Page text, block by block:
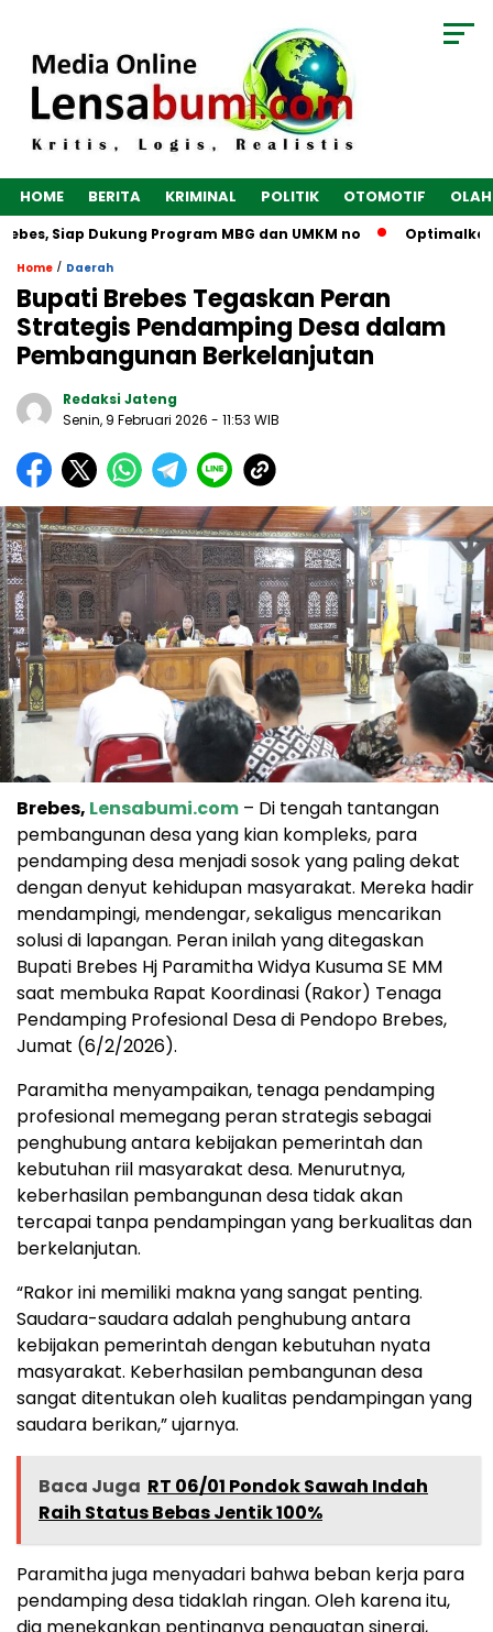
HOME BERITA KRIMINAL POLITIK OTOMOTIF
Siap Dukung Program MBG dan UMKM no Optimalkan
Home / Daerah
Bupati Brebes Tegaskan Peran
Strategis Pendamping Desa dalam
Pembangunan Berkelanjutan
Redaksi Jateng
Senin, 9 Februari 2026 - 11:53 WIB
Brebes, Lensabumi.com – Di tengah tantangan
pembangunan desa yang kian kompleks, para
pendamping desa menjadi sosok yang paling dekat
dengan denyut kehidupan masyarakat. Mereka hadir
mendampingi, mendengar, sekaligus mencarikan
solusi di lapangan. Peran inilah yang ditegaskan
Bupati Brebes Hj Paramitha Widya Kusuma SE MM
saat membuka Rapat Koordinasi (Rakor) Tenaga
Pendamping Profesional Desa di Pendopo Brebes,
Jumat (6/2/2026).
Paramitha menyampaikan, tenaga pendamping
profesional memegang peran strategis sebagai
penghubung antara kebijakan pemerintah dan
kebutuhan riil masyarakat desa. Menurutnya,
keberhasilan pembangunan desa tidak akan
tercapai tanpa pendampingan yang berkualitas dan
berkelanjutan.
“Rakor ini memiliki makna yang sangat penting.
Saudara-saudara adalah penghubung antara
kebijakan pemerintah dengan kebutuhan nyata
masyarakat. Keberhasilan pembangunan desa
sangat ditentukan oleh kualitas pendampingan yang
saudara berikan,” ujarnya.
Baca Juga RT 06/01 Pondok Sawah Indah
Raih Status Bebas Jentik 100%
Paramitha juga menyadari bahwa beban kerja para
pendamping desa tidaklah ringan. Oleh karena itu,